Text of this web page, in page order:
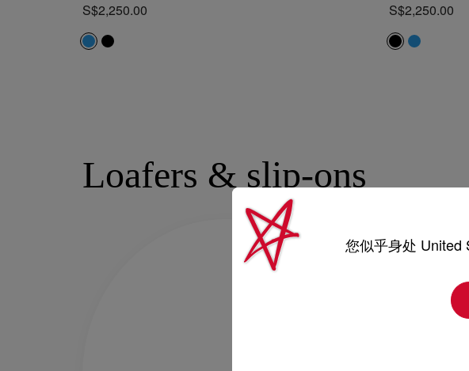
S$2,250.00 S$2,250.00
Loafers & slip-ons
您似乎身处 United